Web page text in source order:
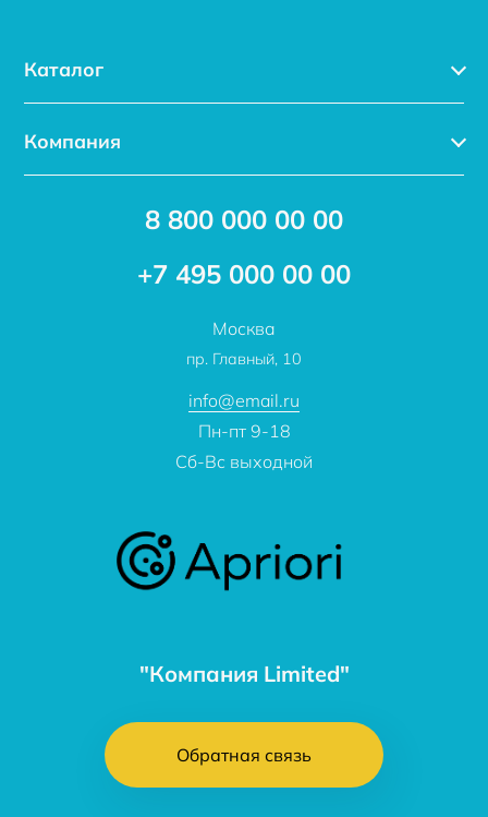
"Компания Limited"
Обратная связь
Каталог
Услуги
Компания
8 800 000 00 00
+7 495 000 00 00
Москва
пр. Главный, 10
info@email.ru
Пн-пт 9-18
Сб-Вс выходной